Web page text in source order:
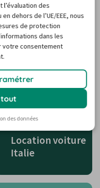
Location voiture
Location voiture
Italie
l’évaluation des
dehors de l’UE/EEE, nous
de protection
dans les
votre consentement
tout
des données